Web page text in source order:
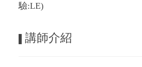
驗:LE)
講師介紹